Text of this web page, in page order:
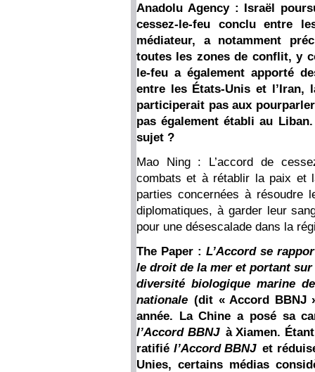
Anadolu Agency : Israël
cessez-le-feu conclu entre
médiateur, a notamment
toutes les zones de conflit, y
le-feu a également apporté
entre les États-Unis et l’Iran,
participerait pas aux
pas également établi au
sujet ?
Mao Ning : L’accord de
combats et à rétablir la paix et
parties concernées à résoudre
diplomatiques, à garder leur
pour une désescalade dans la
The Paper : L’Accord se
le droit de la mer et portant
diversité biologique marine
nationale (dit « Accord BBNJ
année. La Chine a posé sa
l’Accord BBNJà Xiamen. Étant
ratifié l’Accord BBNJet
Unies, certains médias